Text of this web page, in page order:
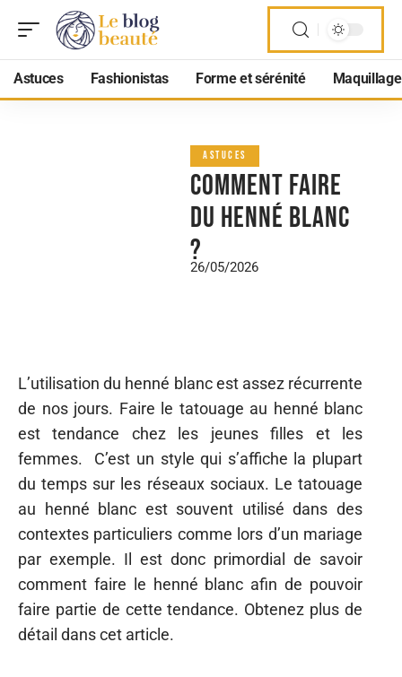
Astuces Fashionistas Forme et sérénité Maquillage
ASTUCES
Comment faire
du henné blanc
?
26/05/2026
L’utilisation du henné blanc est assez récurrente
de nos jours. Faire le tatouage au henné blanc
est tendance chez les jeunes filles et les
femmes. C’est un style qui s’affiche la plupart
du temps sur les réseaux sociaux. Le tatouage
au henné blanc est souvent utilisé dans des
contextes particuliers comme lors d’un mariage
par exemple. Il est donc primordial de savoir
comment faire le henné blanc afin de pouvoir
faire partie de cette tendance. Obtenez plus de
détail dans cet article.